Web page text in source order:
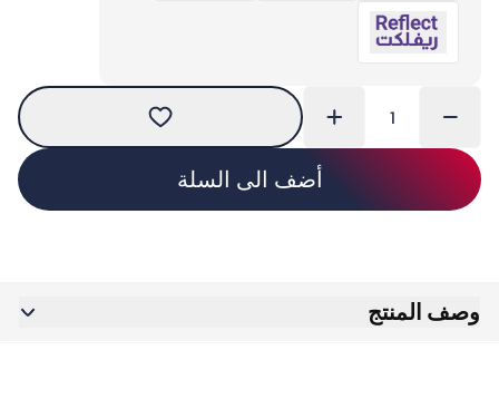
أضف الى السلة
وصف المنتج